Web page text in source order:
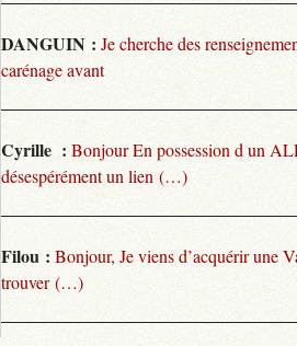
DANGUIN : Je cherche des
carénage avant
Cyrille : Bonjour En possession d un
désespérément un lien (…)
Filou : Bonjour, Je viens d’acquérir une
trouver (…)